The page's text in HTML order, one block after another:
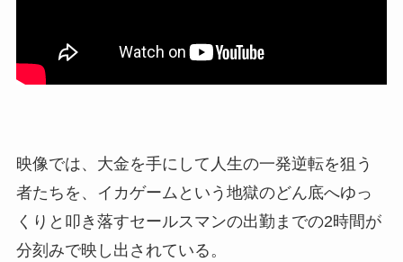
映像では、大金を手にして人生の一発逆転を狙う
者たちを、イカゲームという地獄のどん底へゆっ
くりと叩き落すセールスマンの出勤までの2時間が
分刻みで映し出されている。